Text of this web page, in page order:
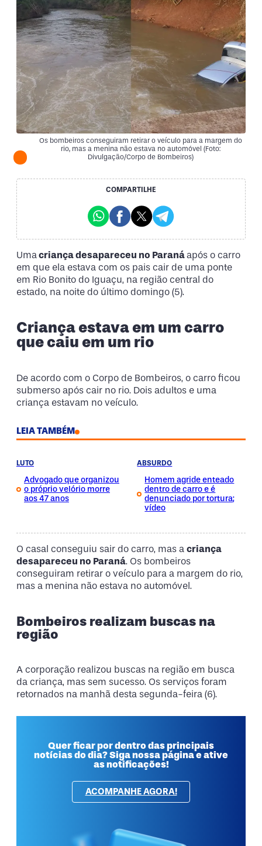
Os bombeiros conseguiram retirar o veículo para a margem do
rio, mas a menina não estava no automóvel (Foto:
Divulgação/Corpo de Bombeiros)
COMPARTILHE
Umacriança desapareceu no Paranáapós o carro
em que ela estava com os pais cair de uma ponte
em Rio Bonito do Iguaçu, na região central do
estado, na noite do último domingo (5).
Criança estava em um carro
que caiu em um rio
De acordo com o Corpo de Bombeiros, o carro ficou
submerso após cair no rio. Dois adultos e uma
criança estavam no veículo.
LEIA TAMBÉM
LUTO
Advogado que organizou
o próprio velório morre
aos 47 anos
ABSURDO
Homem agride enteado
dentro de carro e é
denunciado por tortura;
vídeo
O casal conseguiu sair do carro, mas a criança
desapareceu no Paraná. Os bombeiros
conseguiram retirar o veículo para a margem do rio,
mas a menina não estava no automóvel.
Bombeiros realizam buscas na
região
A corporação realizou buscas na região em busca
da criança, mas sem sucesso. Os serviços foram
retornados na manhã desta segunda-feira (6).
Quer ficar por dentro das principais
notícias do dia? Siga nossa página e ative
as notificações!
ACOMPANHE AGORA!